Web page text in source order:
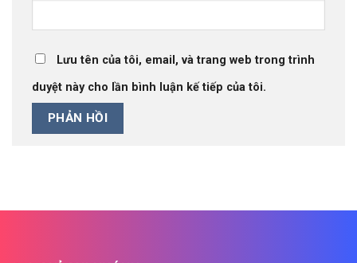
Lưu tên của tôi, email, và trang web trong trình
duyệt này cho lần bình luận kế tiếp của tôi.